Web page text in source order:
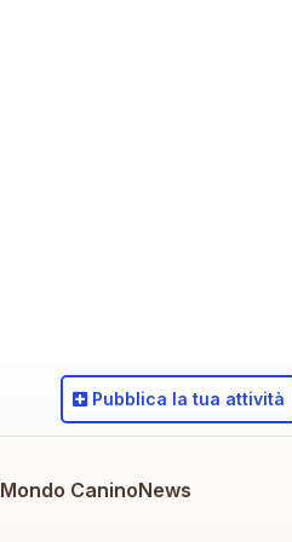
Mondo CaninoNews
Pubblica la tua attività